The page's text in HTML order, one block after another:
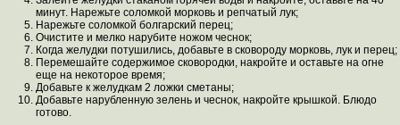
минут. Нарежьте соломкой морковь и репчатый лук;
Нарежьте соломкой болгарский перец;
Очистите и мелко нарубите ножом чеснок;
Когда желудки потушились, добавьте в сковороду морковь, лук и перец;
Перемешайте содержимое сковородки, накройте и оставьте на огне
еще на некоторое время;
Добавьте к желудкам 2 ложки сметаны;
Добавьте нарубленную зелень и чеснок, накройте крышкой. Блюдо
готово.